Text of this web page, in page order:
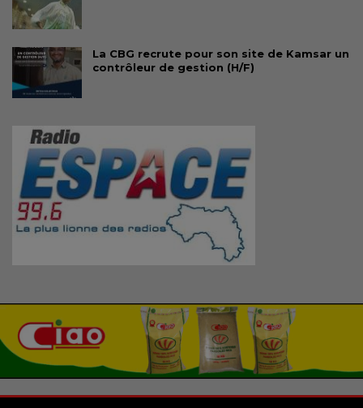
La CBG recrute pour son site de Kamsar un
contrôleur de gestion (H/F)